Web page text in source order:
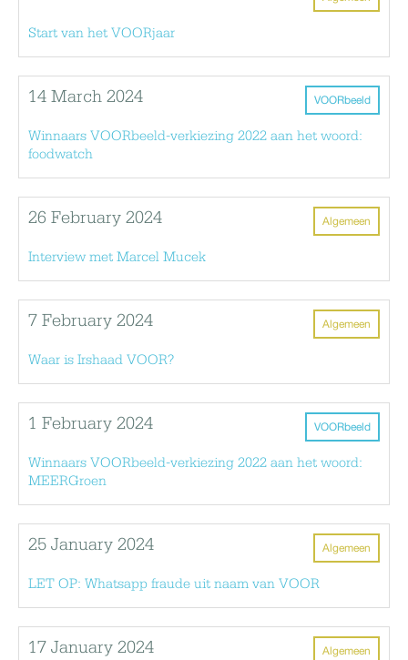
Start van het VOORjaar
VOORbeeld
14 March 2024
Winnaars VOORbeeld-verkiezing 2022 aan het woord:
foodwatch
Algemeen
26 February 2024
Interview met Marcel Mucek
Algemeen
7 February 2024
Waar is Irshaad VOOR?
VOORbeeld
1 February 2024
Winnaars VOORbeeld-verkiezing 2022 aan het woord:
MEERGroen
Algemeen
25 January 2024
LET OP: Whatsapp fraude uit naam van VOOR
Algemeen
17 January 2024